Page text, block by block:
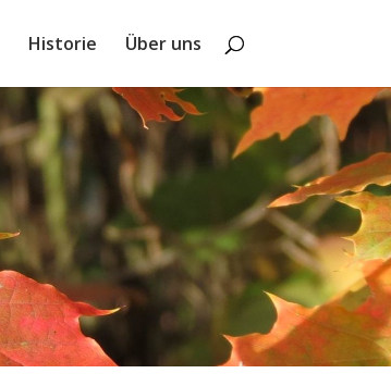
Historie Über uns